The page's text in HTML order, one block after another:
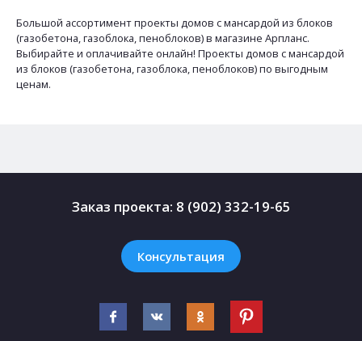
Большой ассортимент проекты домов с мансардой из блоков
(газобетона, газоблока, пеноблоков) в магазине Арпланс.
Выбирайте и оплачивайте онлайн! Проекты домов с мансардой
из блоков (газобетона, газоблока, пеноблоков) по выгодным
ценам.
Заказ проекта: 8 (902) 332-19-65
Консультация